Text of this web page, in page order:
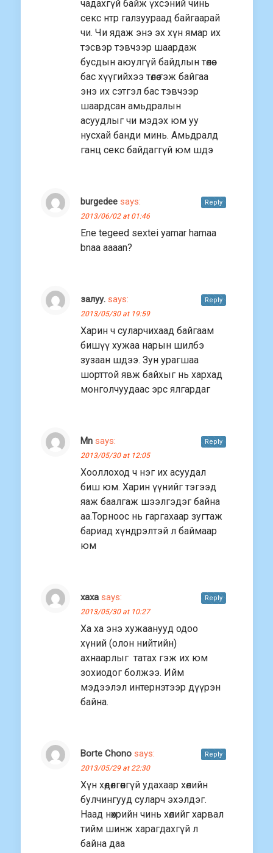
чадахгүй байж үхсэний чинь
секс нтр галзуураад байгаарай
чи. Чи ядаж энэ эх хүн ямар их
тэсвэр тэвчээр шаардаж
бусдын аюулгүй байдлын төлөө
бас хүүгийхээ төлөө гэж байгаа
энэ их сэтгэл бас тэвчээр
шаардсан амьдралын
асуудлыг чи мэдэх юм уу
нусхай банди минь. Амьдралд
ганц секс байдаггүй юм шдэ
burgedee says:
2013/06/02 at 01:46
Ene tegeed sextei yamar hamaa
bnaa aaaan?
Reply
залуу. says:
2013/05/30 at 19:59
Харин ч суларчихаад байгаам
бишүү хужаа нарын шилбэ
зузаан шдээ. Зун урагшаа
шорттой явж байхыг нь хархад
монголчуудаас эрс ялгардаг
Reply
Mn says:
2013/05/30 at 12:05
Хооллоход ч нэг их асуудал
биш юм. Харин үүнийг тэгээд
яаж баалгаж шээлгэдэг байна
аа.Торноос нь гаргахаар зугтаж
бариад хүндрэлтэй л баймаар
юм
Reply
хаха says:
2013/05/30 at 10:27
Ха ха энэ хужаанууд одоо
хүний (олон нийтийн)
ахнаарлыг татах гэж их юм
зохиодог болжээ. Ийм
мэдээлэл интернэтээр дүүрэн
байна.
Reply
Borte Chono says:
2013/05/29 at 22:30
Хүн хөдөлгөөнгүй удахаар хөлийн
булчингууд суларч эхэлдэг.
Наад нөхрийн чинь хөлийг харвал
тийм шинж харагдахгүй л
байна даа
Reply